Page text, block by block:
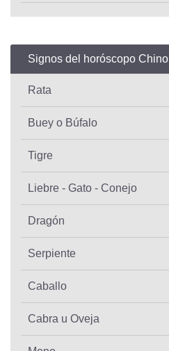
Signos del horóscopo Chino
Rata
Buey o Búfalo
Tigre
Liebre - Gato - Conejo
Dragón
Serpiente
Caballo
Cabra u Oveja